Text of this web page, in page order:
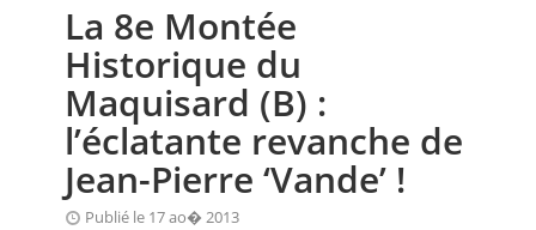
ANNUAIRES
PETITES ANNONCES
La 8e Montée
Historique du
Maquisard (B) :
l’éclatante revanche de
Jean-Pierre ‘Vande’ !
Publié le 17 ao� 2013